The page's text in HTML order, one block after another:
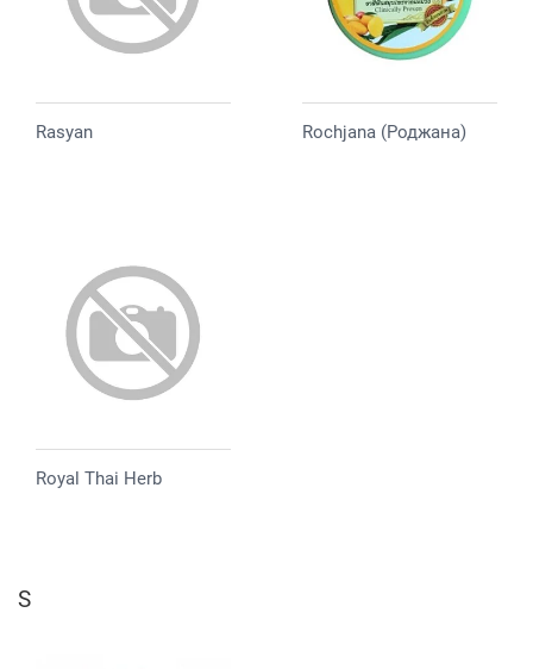
Rasyan Rochjana (Роджана)
Royal Thai Herb
S